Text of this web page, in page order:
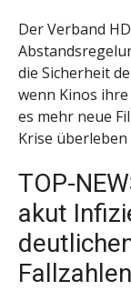
Der Verband
die Sicherheit
wenn Kinos
es mehr neue
Krise
TOP-
akut
Fallzahlen